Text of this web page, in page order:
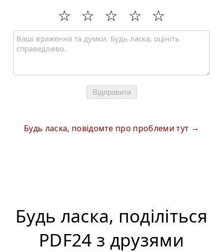
Відправити
Будь ласка, повідомте про проблеми тут
Будь ласка, поділіться
PDF24 з друзями